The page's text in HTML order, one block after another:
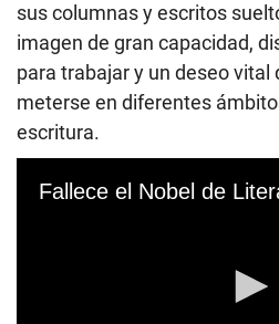
sus columnas y escritos
imagen de gran capacidad,
para trabajar y un deseo vital
meterse en diferentes
escritura.